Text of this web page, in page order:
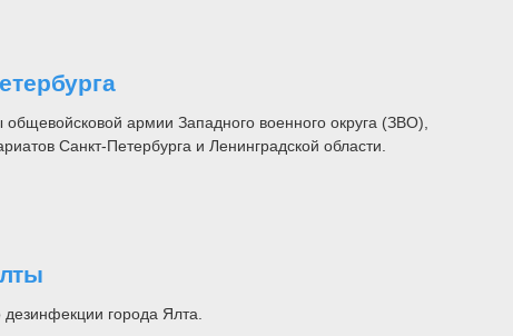
армии Западного военного округа (ЗВО),
Санкт-Петербурга и Ленинградской области.
города Ялта.